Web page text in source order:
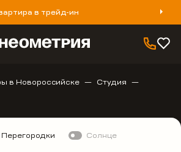
в трейд-ин
8 800 777 40 93
в Новороссийске Студия
Перегородки Солнце